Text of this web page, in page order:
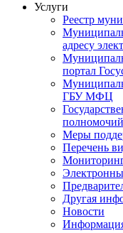
Услуги
Реестр
адресу
портал
ГБУ МФЦ
Меры
Перечень
Другая
Новости